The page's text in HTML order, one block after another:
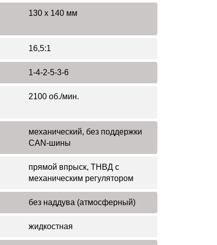
130 х 140 мм
16,5:1
1-4-2-5-3-6
2100 об./мин.
механический, без поддержки
CAN-шины
прямой впрыск, ТНВД с
механическим регулятором
без наддува (атмосферный)
жидкостная